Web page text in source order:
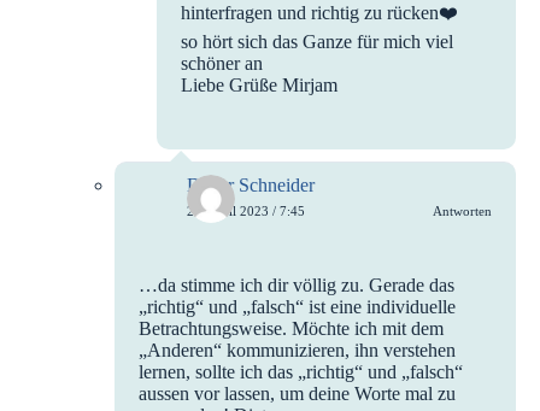
hinterfragen und richtig zu rücken❤️
so hört sich das Ganze für mich viel
schöner an
Liebe Grüße Mirjam
Dieter Schneider
27. April 2023 / 7:45 Antworten
…da stimme ich dir völlig zu. Gerade das
„richtig“ und „falsch“ ist eine individuelle
Betrachtungsweise. Möchte ich mit dem
„Anderen“ kommunizieren, ihn verstehen
lernen, sollte ich das „richtig“ und „falsch“
aussen vor lassen, um deine Worte mal zu